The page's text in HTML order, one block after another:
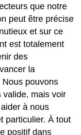
que notre
peut être précise
et sur ce
est totalement
des
la
pouvons
valide, mais voir
à nous
particulier. À tout
positif dans